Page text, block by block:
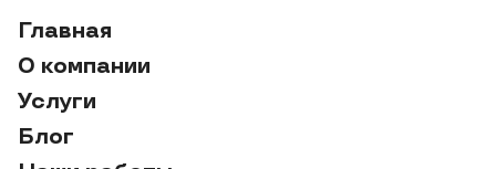
Главная
Главная
О компании
О компании
Услуги
Услуги
Блог